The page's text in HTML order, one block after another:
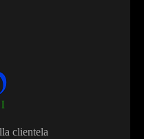
clientela